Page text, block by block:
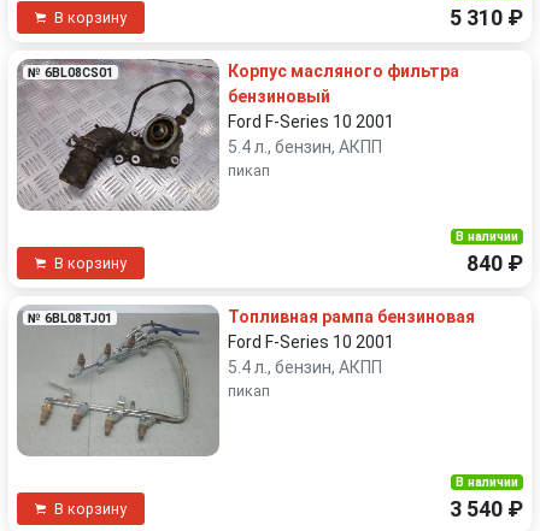
В корзину 5 310 ₽
№ 6BL08CS01
Корпус масляного фильтра
бензиновый
Ford F-Series 10 2001
5.4 л., бензин, АКПП
пикап
В корзину
В наличии
840 ₽
№ 6BL08TJ01
Топливная рампа бензиновая
Ford F-Series 10 2001
5.4 л., бензин, АКПП
пикап
В корзину
В наличии
3 540 ₽